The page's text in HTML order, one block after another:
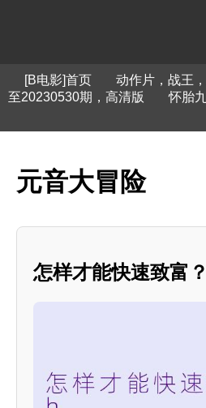
[B电影]首页 动作片，战王，
至20230530期，高清版
怀胎
元音大冒险
怎样才能快速致富？